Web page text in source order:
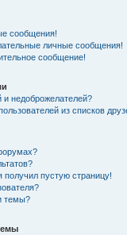
сообщения!
личные сообщения!
сообщение!
и недоброжелателей?
из списков
получил пустую страницу!
темы?